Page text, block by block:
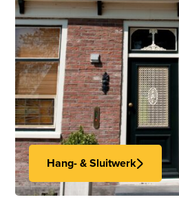
Hang- & Sluitwerk